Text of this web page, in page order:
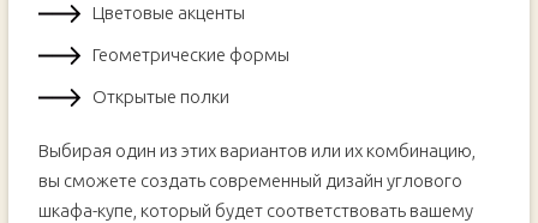
Цветовые акценты
Геометрические формы
Открытые полки
Выбирая один из этих вариантов или их комбинацию,
вы сможете создать современный дизайн углового
шкафа-купе, который будет соответствовать вашему